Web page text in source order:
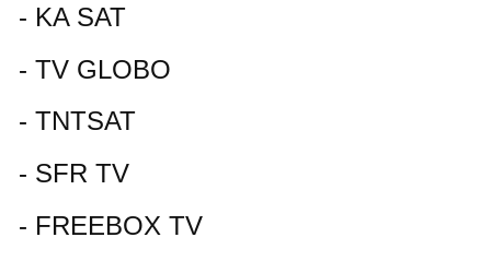
- KA SAT
- TV GLOBO
- TNTSAT
- SFR TV
- FREEBOX TV